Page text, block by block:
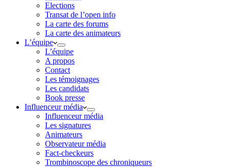
Elections
Transat de l’open info
La carte des forums
La carte des animateurs
L’équipe
L’équipe
A propos
Contact
Les témoignages
Les candidats
Book presse
Influenceur média
Influenceur média
Les signatures
Animateurs
Observateur média
Fact-checkeurs
Trombinoscope des chroniqueurs